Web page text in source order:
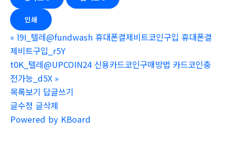
인쇄
« l9I_텔레@fundwash 휴대폰결제비트코인구입 휴대폰결
제비트구입_r5Y
t0K_텔레@UPCOIN24 신용카드코인구매방법 카드코인충
전가능_d5X »
목록보기 답글쓰기
글수정 글삭제
Powered by KBoard